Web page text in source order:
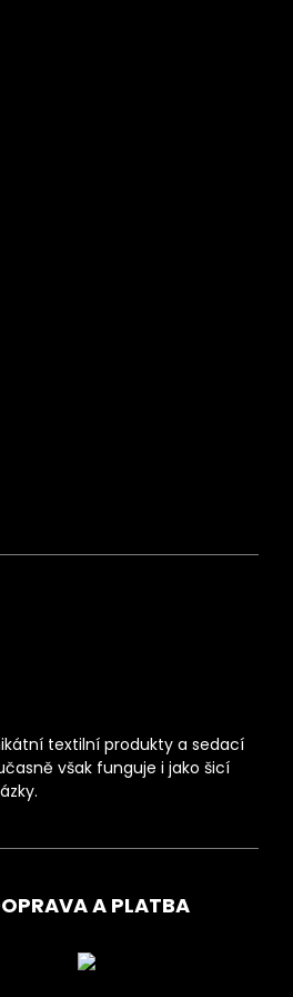
textilní produkty a sedací
však funguje i jako šicí
A PLATBA